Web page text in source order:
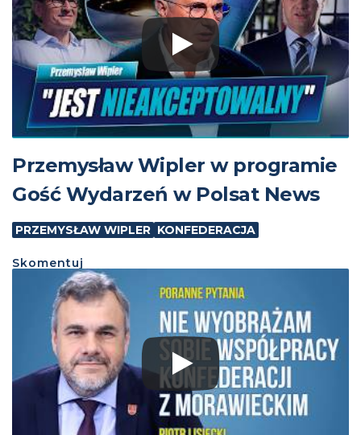
Przemysław Wipler w programie
Gość Wydarzeń w Polsat News
PRZEMYSŁAW WIPLER KONFEDERACJA
Skomentuj